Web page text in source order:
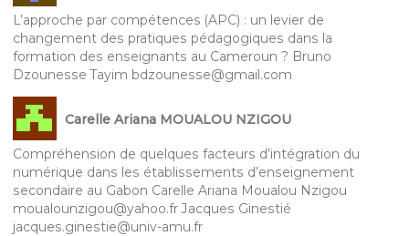
L’approche par compétences (APC) : un levier de
changement des pratiques pédagogiques dans la
formation des enseignants au Cameroun ? Bruno
Dzounesse Tayim bdzounesse@gmail.com
Carelle Ariana MOUALOU NZIGOU
Compréhension de quelques facteurs d’intégration du
numérique dans les établissements d’enseignement
secondaire au Gabon Carelle Ariana Moualou Nzigou
moualounzigou@yahoo.fr Jacques Ginestié
jacques.ginestie@univ-amu.fr